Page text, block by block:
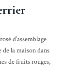
d’assemblage
la maison dans
de fruits rouges,